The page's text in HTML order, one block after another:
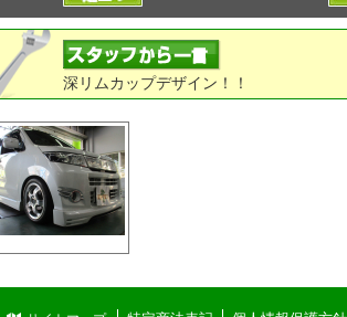
深リムカップデザイン！！